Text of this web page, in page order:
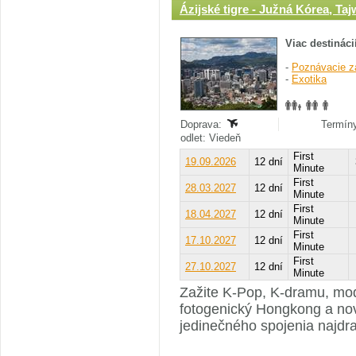
Ázijské tigre - Južná Kórea,
Viac
- Poznávacie
- Exotika
Doprava:
odlet: Viedeň
19.09.2026
12 dní
First
Minute
28.03.2027 12 dní
First
Minute
18.04.2027
12 dní
First
Minute
17.10.2027
12 dní
First
Minute
27.10.2027
12 dní
First
Minute
Zažite K-Pop, K-dramu,
fotogenický Hongkong a
jedinečného spojenia